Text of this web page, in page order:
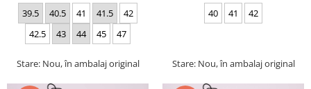
39.5 40.5 41 41.5
42
42.5
43 44 45 47
Stare: Nou, în ambalaj original
40 41 42
Stare: Nou, în ambalaj original